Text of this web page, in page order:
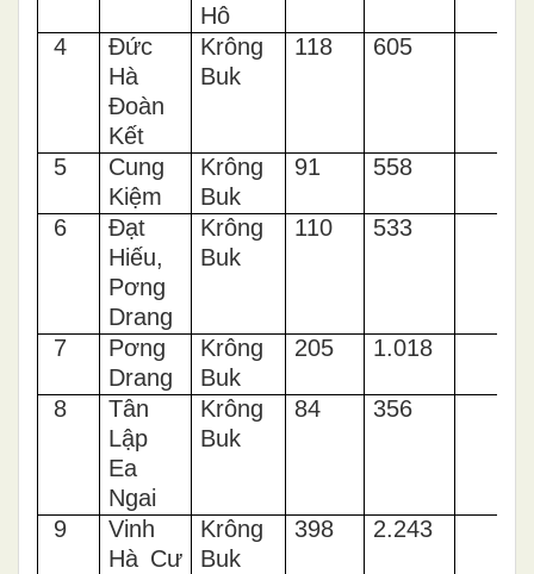
Hô
4
Đức
Hà
Đoàn
Kết
Krông
Buk
118 605
5
Cung
Kiệm
Krông
Buk
91 558
6
Đạt
Hiếu,
Pơng
Drang
Krông
Buk
110 533
7
Pơng
Drang
Krông
Buk
205 1.018
8
Tân
Lập
Ea
Ngai
Krông
Buk
84 356
9
Vinh
Hà Cư
Krông
Buk
398 2.243